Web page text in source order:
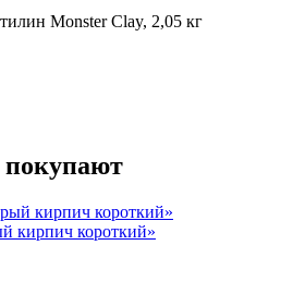
Monster Clay, 2,05 кг
покупают
кирпич короткий»